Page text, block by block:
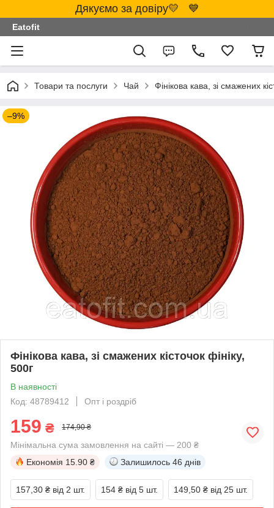
Дякуємо за довіру💛 💙
Eatofit
Товари та послуги Чай Фінікова кава, зі смажених
–9%
Фінікова кава, зі смажених кісточок фініку,
500г
В наявності
Код: 48789412
Опт і роздріб
159 ₴ 174,90 ₴
Мінімальна сума замовлення на сайті — 200 ₴
Економія 15.90 ₴ Залишилось 46 днів
157,30 ₴ від 2 шт. 154 ₴ від 5 шт. 149,50 ₴ від 25 шт.